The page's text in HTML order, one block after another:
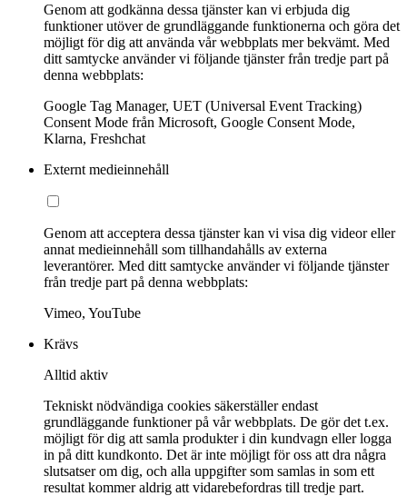
Genom att godkänna dessa tjänster kan vi erbjuda dig
funktioner utöver de grundläggande funktionerna och göra det
möjligt för dig att använda vår webbplats mer bekvämt. Med
ditt samtycke använder vi följande tjänster från tredje part på
denna webbplats:
Google Tag Manager, UET (Universal Event Tracking)
Consent Mode från Microsoft, Google Consent Mode,
Klarna, Freshchat
Externt medieinnehåll
Genom att acceptera dessa tjänster kan vi visa dig videor eller
annat medieinnehåll som tillhandahålls av externa
leverantörer. Med ditt samtycke använder vi följande tjänster
från tredje part på denna webbplats:
Vimeo, YouTube
Krävs
Alltid aktiv
Tekniskt nödvändiga cookies säkerställer endast
grundläggande funktioner på vår webbplats. De gör det t.ex.
möjligt för dig att samla produkter i din kundvagn eller logga
in på ditt kundkonto. Det är inte möjligt för oss att dra några
slutsatser om dig, och alla uppgifter som samlas in som ett
resultat kommer aldrig att vidarebefordras till tredje part.